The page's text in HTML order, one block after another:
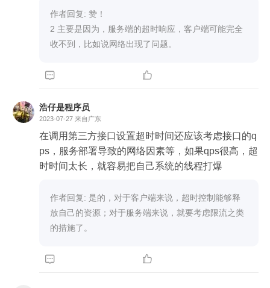
作者回复: 赞！
2 主要是因为，服务端的超时响应，客户端可能完全
收不到，比如说网络出现了问题。
 
浩仔是程序员
2023-07-27 来自广东
在调用第三方接口设置超时时间还应该考虑接口的q
ps，服务部署导致的网络因素等，如果qps很高，超
时时间太长，就容易把自己系统的线程打爆
作者回复: 是的，对于客户端来说，超时控制能够释
放自己的资源；对于服务端来说，就要考虑限流之类
的措施了。
 